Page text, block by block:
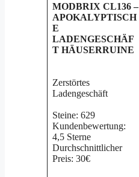
MODBRIX CL136 –
APOKALYPTISCH
E
LADENGESCHÄF
T HÄUSERRUINE
Zerstörtes
Ladengeschäft
Steine: 629
Kundenbewertung:
4,5 Sterne
Durchschnittlicher
Preis: 30€